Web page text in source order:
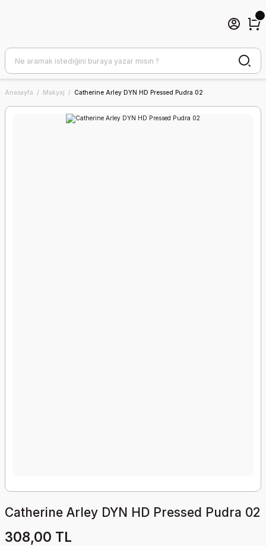
Anasayfa Makyaj Catherine Arley DYN HD Pressed Pudra 02
Catherine Arley DYN HD Pressed Pudra 02
308,00 TL